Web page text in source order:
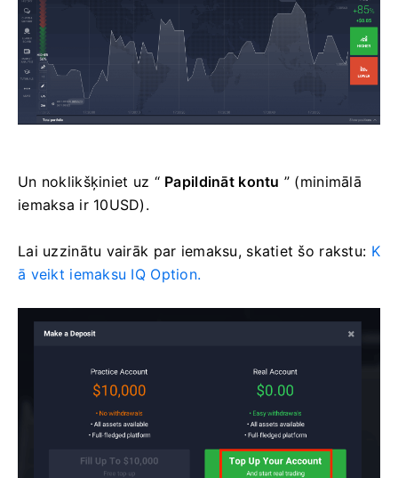
Un noklikšķiniet uz “ Papildināt kontu ” (minimālā
iemaksa ir 10USD).
Lai uzzinātu vairāk par iemaksu, skatiet šo rakstu: K
ā veikt iemaksu IQ Option.